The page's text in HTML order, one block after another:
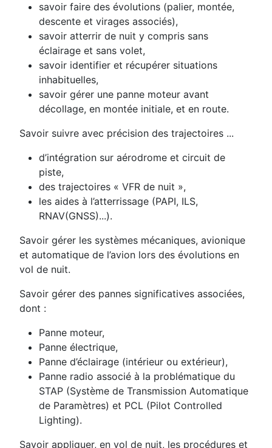
savoir faire des évolutions (palier, montée,
descente et virages associés),
savoir atterrir de nuit y compris sans
éclairage et sans volet,
savoir identifier et récupérer situations
inhabituelles,
savoir gérer une panne moteur avant
décollage, en montée initiale, et en route.
Savoir suivre avec précision des trajectoires ...
d’intégration sur aérodrome et circuit de
piste,
des trajectoires « VFR de nuit »,
les aides à l’atterrissage (PAPI, ILS,
RNAV(GNSS)...).
Savoir gérer les systèmes mécaniques, avionique
et automatique de l’avion lors des évolutions en
vol de nuit.
Savoir gérer des pannes significatives associées,
dont :
Panne moteur,
Panne électrique,
Panne d’éclairage (intérieur ou extérieur),
Panne radio associé à la problématique du
STAP (Système de Transmission Automatique
de Paramètres) et PCL (Pilot Controlled
Lighting).
Savoir appliquer, en vol de nuit, les procédures et